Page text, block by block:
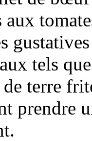
tels
terre
prendre